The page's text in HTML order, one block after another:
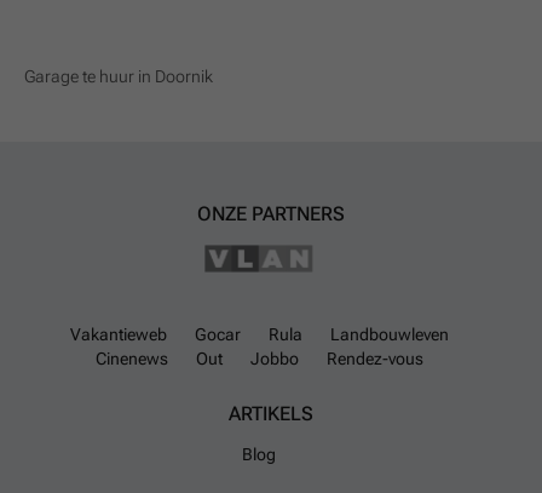
Garage te huur in Doornik
ONZE PARTNERS
Vakantieweb Gocar Rula
Landbouwleven
Cinenews
Out Jobbo Rendez-vous
ARTIKELS
Blog